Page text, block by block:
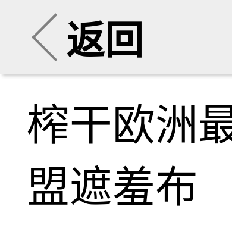
返回
榨干欧洲
盟遮羞布